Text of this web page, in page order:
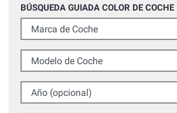
BÚSQUEDA GUIADA COLOR DE COCHE
Marca de Coche
Modelo de Coche
Año (opcional)